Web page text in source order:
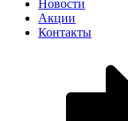
Новости
Акции
Контакты